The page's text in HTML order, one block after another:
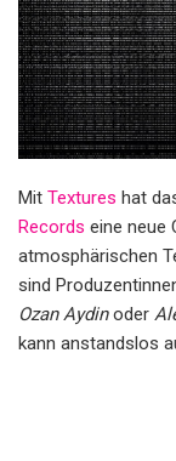
Mit Textures hat
Records eine neue
atmosphärischen
sind
Ozan Aydinoder
kann anstandslos